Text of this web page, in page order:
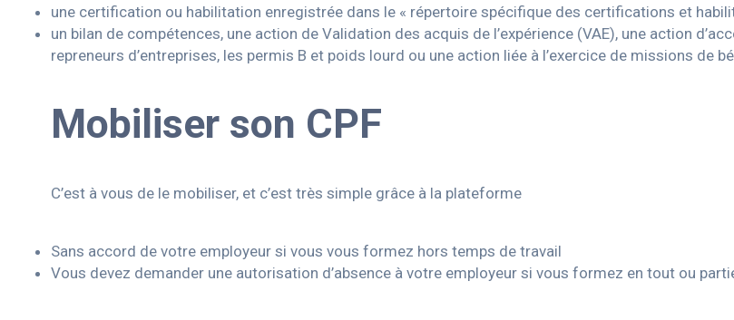
une certification ou habilitation enregistrée dans le « répertoire spécifique des certifications et
un bilan de compétences, une action de Validation des acquis de l’expérience (VAE), une action
repreneurs d’entreprises, les permis B et poids lourd ou une action liée à l’exercice de missions de
Mobiliser son CPF
C’est à vous de le mobiliser, et c’est très simple grâce à la plateforme
Sans accord de votre employeur si vous vous formez hors temps de travail
Vous devez demander une autorisation d’absence à votre employeur si vous formez en tout ou